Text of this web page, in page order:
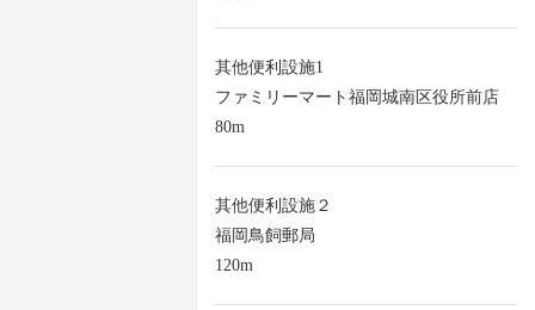
其他便利設施1
ファミリーマート福岡城南区役所前店
80m
其他便利設施２
福岡鳥飼郵局
120m